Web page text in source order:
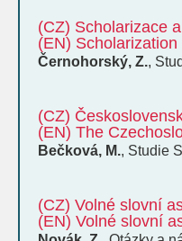
(CZ) Scholarizace
(EN)
Černohorský, Z.,
(CZ)
(EN) The
Bečková, M., Studie
(CZ) Volné slovní
(EN) Volné slovní